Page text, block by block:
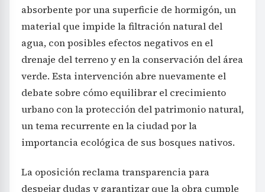
absorbente por una superficie de hormigón, un
material que impide la filtración natural del
agua, con posibles efectos negativos en el
drenaje del terreno y en la conservación del área
verde. Esta intervención abre nuevamente el
debate sobre cómo equilibrar el crecimiento
urbano con la protección del patrimonio natural,
un tema recurrente en la ciudad por la
importancia ecológica de sus bosques nativos.
La oposición reclama transparencia para
despejar dudas y garantizar que la obra cumple